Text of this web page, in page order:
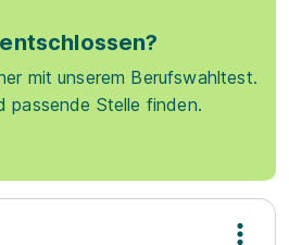
mit unserem Berufswahltest.
passende Stelle finden.